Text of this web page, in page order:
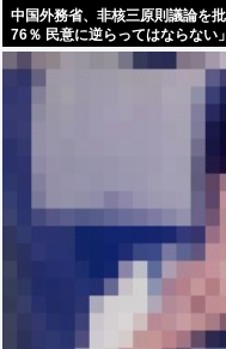
中国外務省、非核三原則議論を
76％ 民意に逆らってはならない」